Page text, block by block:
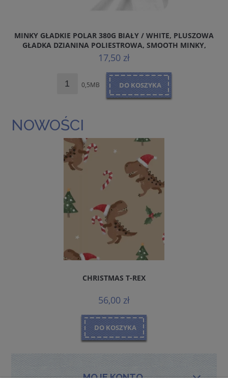
MINKY GŁADKIE POLAR 380G BIAŁY / WHITE, PLUSZOWA
GŁADKA DZIANINA POLIESTROWA, SMOOTH MINKY,
KOLOR BIAŁY
17,50 zł
0,5MB DO KOSZYKA
NOWOŚCI
CHRISTMAS T-REX
56,00 zł
DO KOSZYKA
MOJE KONTO